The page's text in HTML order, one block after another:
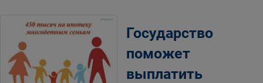
Государство
поможет
выплатить